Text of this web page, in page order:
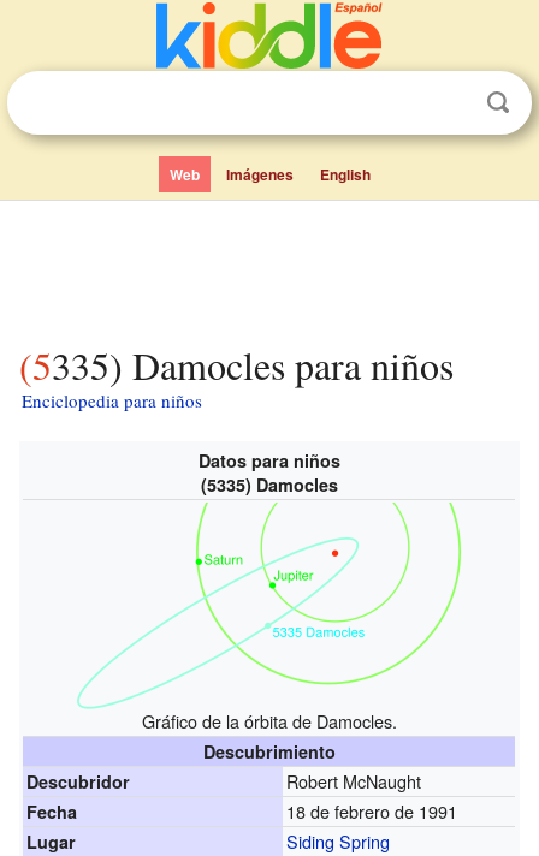
Web Imágenes English
(5335) Damocles para niños
Enciclopedia para niños
Datos para niños
(5335) Damocles
Gráfico de la órbita de Damocles.
Descubrimiento
Descubridor
Robert McNaught
Fecha 18 de febrero de 1991
Lugar Siding Spring